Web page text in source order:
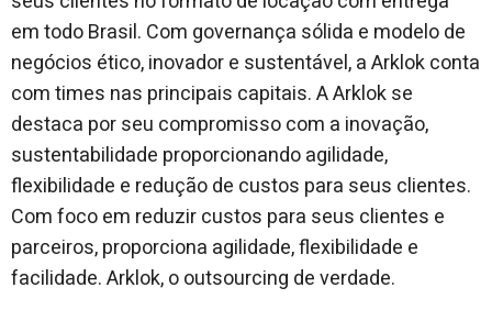
em todo Brasil. Com governança sólida e modelo de
negócios ético, inovador e sustentável, a Arklok conta
com times nas principais capitais. A Arklok se
destaca por seu compromisso com a inovação,
sustentabilidade proporcionando agilidade,
flexibilidade e redução de custos para seus clientes.
Com foco em reduzir custos para seus clientes e
parceiros, proporciona agilidade, flexibilidade e
facilidade. Arklok, o outsourcing de verdade.